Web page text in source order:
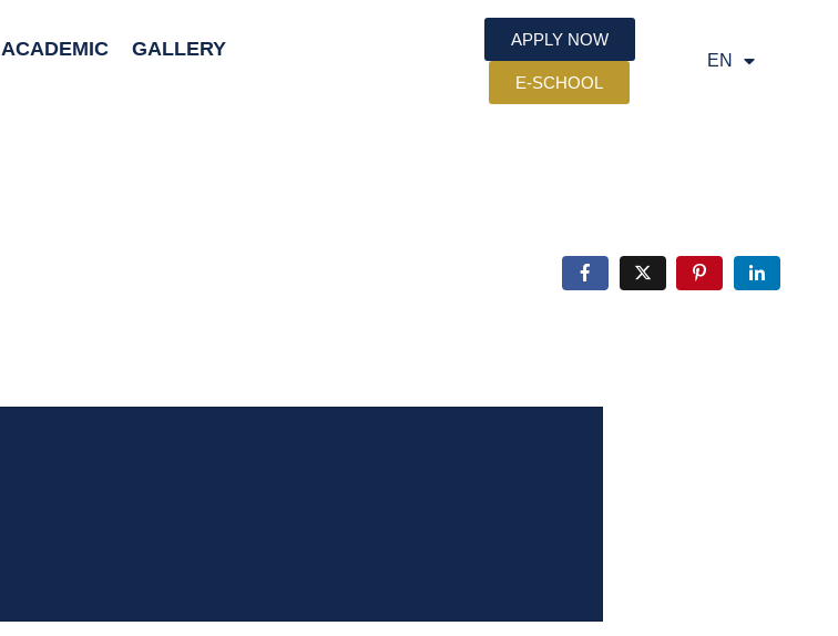
ACADEMIC
GALLERY
APPLY NOW
E-SCHOOL
EN
SQ